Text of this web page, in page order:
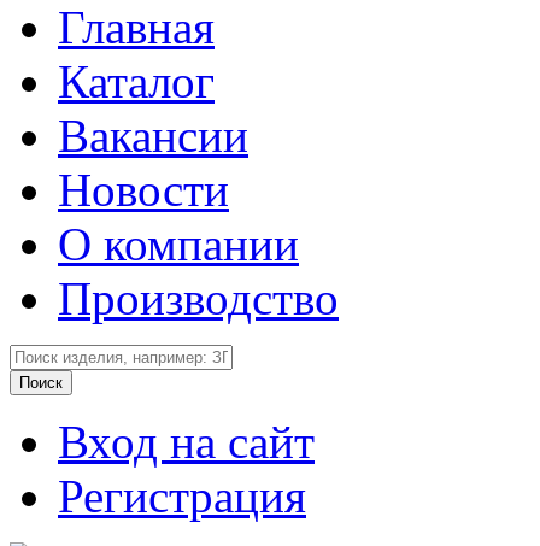
Главная
Каталог
Вакансии
Новости
О компании
Производство
Вход на сайт
Регистрация